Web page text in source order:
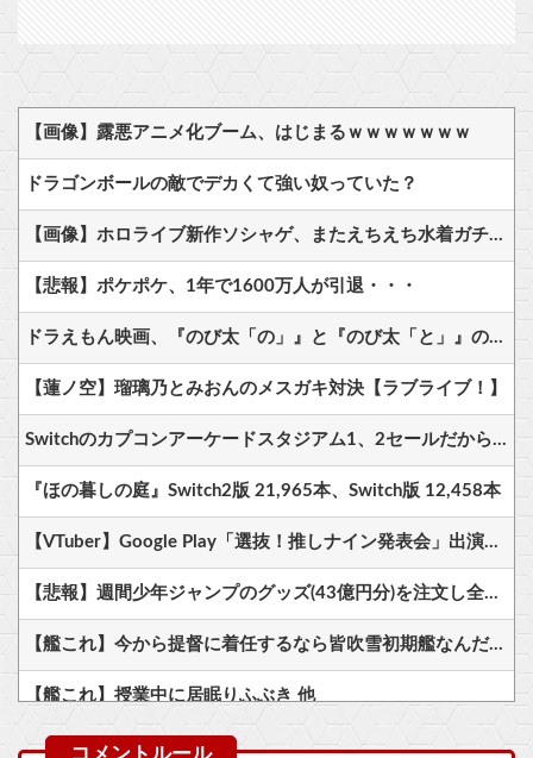
【画像】露悪アニメ化ブーム、はじまるｗｗｗｗｗｗｗ
ドラゴンボールの敵でデカくて強い奴っていた？
【画像】ホロライブ新作ソシャゲ、またえちえち水着ガチャｗｗ
【悲報】ポケポケ、1年で1600万人が引退・・・
ドラえもん映画、『のび太「の」』と『のび太「と」』の違いがわからないと話題に
【蓮ノ空】瑠璃乃とみおんのメスガキ対決【ラブライブ！】
Switchのカプコンアーケードスタジアム1、2セールだから買ってしまった
『ほの暮しの庭』Switch2版 21,965本、Switch版 12,458本
【VTuber】Google Play「選抜！推しナイン発表会」出演者発表！『にじだけと思ってたけど座長と除夜のケツおるやんけ』
【悲報】週間少年ジャンプのグッズ(43億円分)を注文し全てキャンセルした女逮捕ｗｗｗｗｗｗｗｗ
【艦これ】今から提督に着任するなら皆吹雪初期艦なんだろうか
【艦これ】授業中に居眠りふぶき 他
【艦これ】E4とE5はどっちの方が難しい？ E5甲はウイニングランって聞いたんだけど